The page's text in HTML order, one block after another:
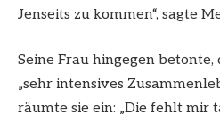
Jenseits zu kommen“, sagte
Seine Frau hingegen betonte,
„sehr intensives
räumte sie ein: „Die fehlt mir